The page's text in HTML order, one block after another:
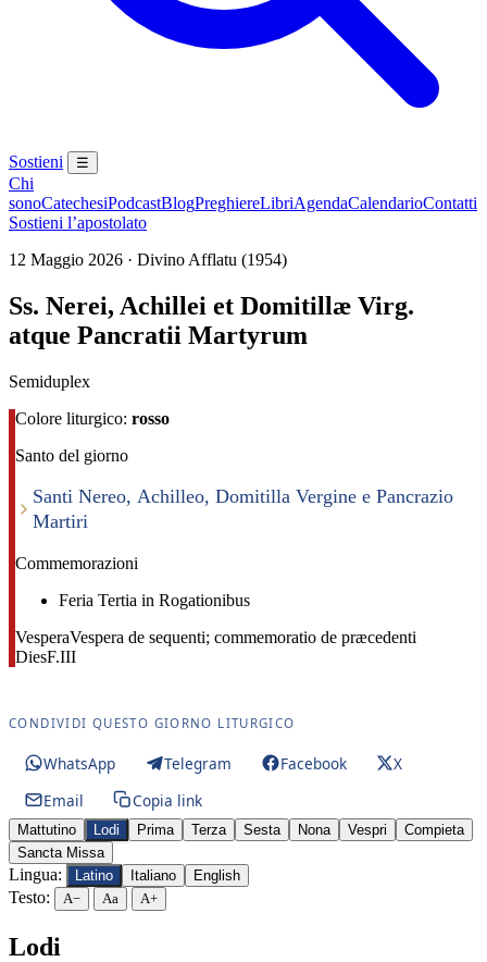
Sostieni ☰
Chi
sonoCatechesiPodcastBlogPreghiereLibriAgendaCalendarioContatti
Sostieni l’apostolato
12 Maggio 2026 · Divino Afflatu (1954)
Ss. Nerei, Achillei et Domitillæ Virg.
atque Pancratii Martyrum
Semiduplex
Colore liturgico: rosso
Santo del giorno
Santi Nereo, Achilleo, Domitilla Vergine e Pancrazio
Martiri
Commemorazioni
Feria Tertia in Rogationibus
VesperaVespera de sequenti; commemoratio de præcedenti
DiesF.III
CONDIVIDI QUESTO GIORNO LITURGICO
WhatsApp Telegram Facebook
X
Email
Copia link
Mattutino Lodi Prima Terza Sesta Nona Vespri
Compieta
Sancta Missa
Lingua: Latino Italiano English
Testo: A− Aa A+
Lodi